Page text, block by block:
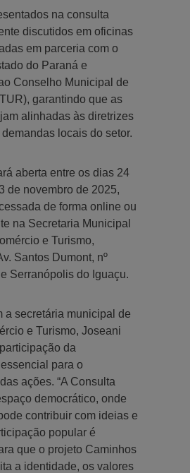
na consulta
discutidos em oficinas
em parceria com o
do Paraná e
Conselho Municipal de
garantindo que as
alinhadas às diretrizes
locais do setor.
aberta entre os dias 24
de novembro de 2025,
de forma online ou
na Secretaria Municipal
e Turismo,
Santos Dumont, nº
Serranópolis do Iguaçu.
a secretária municipal de
e Turismo, Joseani
da
para o
ações. “A Consulta
democrático, onde
contribuir com ideias e
popular é
que o projeto Caminhos
a identidade, os valores